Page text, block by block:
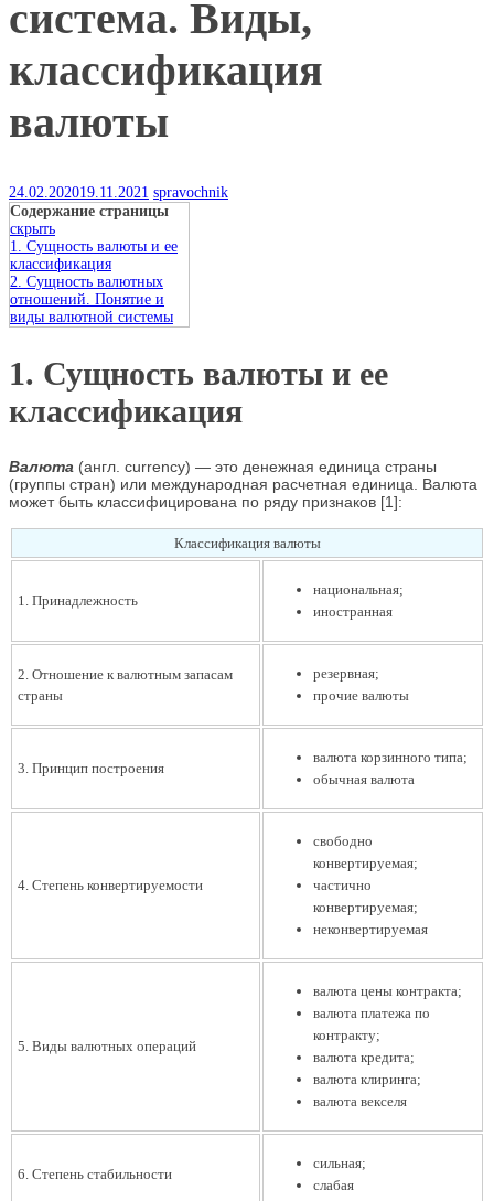
система. Виды,
классификация
валюты
24.02.202019.11.2021 spravochnik
Содержание страницы
скрыть
1. Сущность валюты и ее
классификация
2. Сущность валютных
отношений. Понятие и
виды валютной системы
1. Сущность валюты и ее
классификация
Валюта (англ. сurrency) — это денежная единица страны
(группы стран) или международная расчетная единица. Валюта
может быть классифицирована по ряду признаков [1]:
Классификация валюты
1. Принадлежность
национальная;
иностранная
2. Отношение к валютным запасам
страны
резервная;
прочие валюты
3. Принцип построения
валюта корзинного типа;
обычная валюта
4. Степень конвертируемости
свободно
конвертируемая;
частично
конвертируемая;
неконвертируемая
5. Виды валютных операций
валюта цены контракта;
валюта платежа по
контракту;
валюта кредита;
валюта клиринга;
валюта векселя
6. Степень стабильности
сильная;
слабая